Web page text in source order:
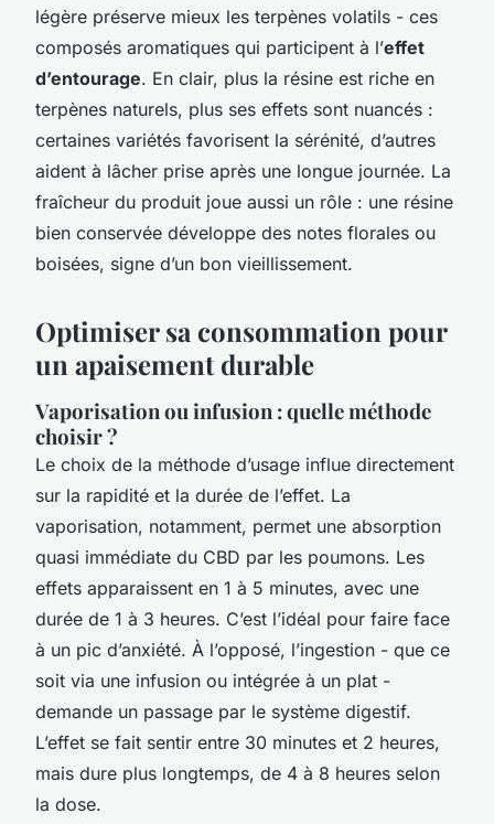
légère préserve mieux les terpènes volatils - ces
composés aromatiques qui participent à l’effet
d’entourage. En clair, plus la résine est riche en
terpènes naturels, plus ses effets sont nuancés :
certaines variétés favorisent la sérénité, d’autres
aident à lâcher prise après une longue journée. La
fraîcheur du produit joue aussi un rôle : une résine
bien conservée développe des notes florales ou
boisées, signe d’un bon vieillissement.
Optimiser sa consommation pour
un apaisement durable
Vaporisation ou infusion : quelle méthode
choisir ?
Le choix de la méthode d’usage influe directement
sur la rapidité et la durée de l’effet. La
vaporisation, notamment, permet une absorption
quasi immédiate du CBD par les poumons. Les
effets apparaissent en 1 à 5 minutes, avec une
durée de 1 à 3 heures. C’est l’idéal pour faire face
à un pic d’anxiété. À l’opposé, l’ingestion - que ce
soit via une infusion ou intégrée à un plat -
demande un passage par le système digestif.
L’effet se fait sentir entre 30 minutes et 2 heures,
mais dure plus longtemps, de 4 à 8 heures selon
la dose.